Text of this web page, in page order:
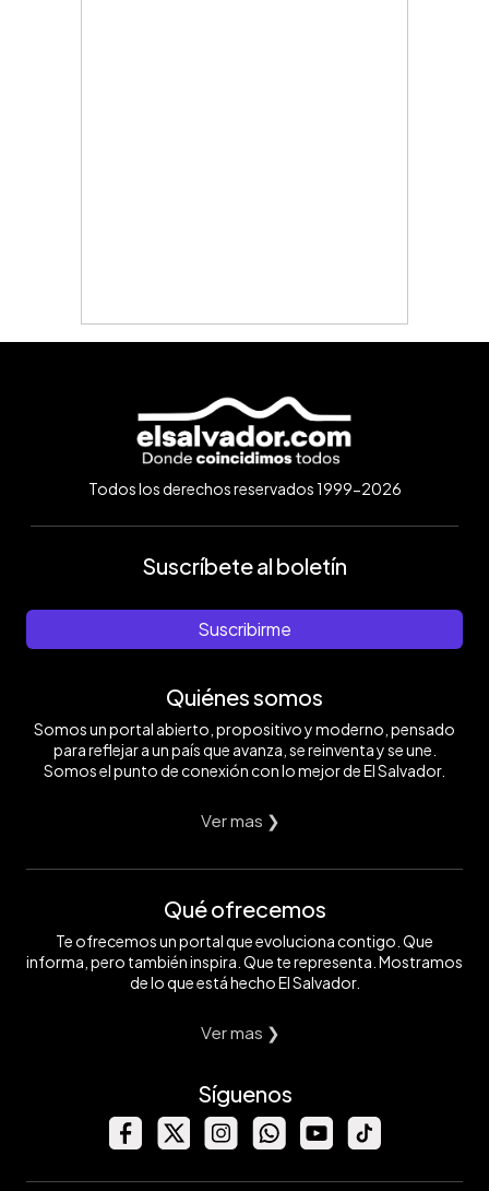
Todos los derechos reservados 1999-2026
Suscríbete al boletín
Suscribirme
Quiénes somos
Somos un portal abierto, propositivo y moderno, pensado
para reflejar a un país que avanza, se reinventa y se une.
Somos el punto de conexión con lo mejor de El Salvador.
Ver mas ❯
Qué ofrecemos
Te ofrecemos un portal que evoluciona contigo. Que
informa, pero también inspira. Que te representa. Mostramos
de lo que está hecho El Salvador.
Ver mas ❯
Síguenos